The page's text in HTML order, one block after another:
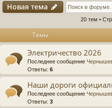
Новая тема
20 тем •
Темы
Электричество 2026
Последнее сообщение
Ответы: 6
Наши дороги
Последнее сообщение
Ответы: 3